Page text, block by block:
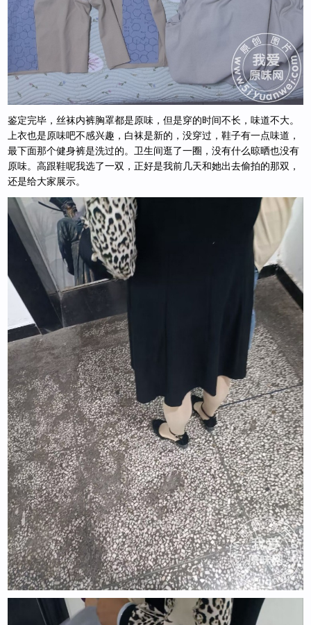
鉴定完毕，丝袜内裤胸罩都是原味，但是穿的时间不长，味道不大。
上衣也是原味吧不感兴趣，白袜是新的，没穿过，鞋子有一点味道，
最下面那个健身裤是洗过的。卫生间逛了一圈，没有什么晾晒也没有
原味。高跟鞋呢我选了一双，正好是我前几天和她出去偷拍的那双，
还是给大家展示。